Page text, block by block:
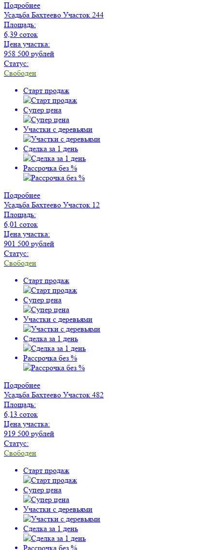
Подробнее
Усадьба Бахтеево Участок 244
Площадь:
6,39 соток
Цена участка:
958 500 рублей
Статус:
Свободен
Старт продаж
Супер цена
Участки с деревьями
Сделка за 1 день
Рассрочка без %
Подробнее
Усадьба Бахтеево Участок 12
Площадь:
6,01 соток
Цена участка:
901 500 рублей
Статус:
Свободен
Старт продаж
Супер цена
Участки с деревьями
Сделка за 1 день
Рассрочка без %
Подробнее
Усадьба Бахтеево Участок 482
Площадь:
6,13 соток
Цена участка:
919 500 рублей
Статус:
Свободен
Старт продаж
Супер цена
Участки с деревьями
Сделка за 1 день
Рассрочка без %